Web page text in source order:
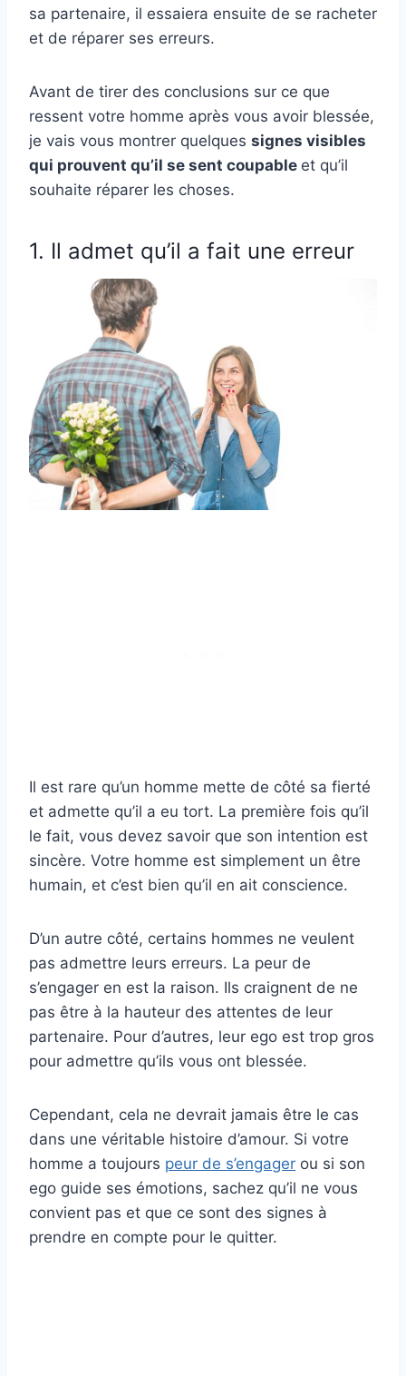
sa partenaire, il essaiera ensuite de se racheter
et de réparer ses erreurs.
Avant de tirer des conclusions sur ce que
ressent votre homme après vous avoir blessée,
je vais vous montrer quelques signes visibles
qui prouvent qu’il se sent coupable et qu’il
souhaite réparer les choses.
1. Il admet qu’il a fait une erreur
Il est rare qu’un homme mette de côté sa fierté
et admette qu’il a eu tort. La première fois qu’il
le fait, vous devez savoir que son intention est
sincère. Votre homme est simplement un être
humain, et c’est bien qu’il en ait conscience.
D’un autre côté, certains hommes ne veulent
pas admettre leurs erreurs. La peur de
s’engager en est la raison. Ils craignent de ne
pas être à la hauteur des attentes de leur
partenaire. Pour d’autres, leur ego est trop gros
pour admettre qu’ils vous ont blessée.
Cependant, cela ne devrait jamais être le cas
dans une véritable histoire d’amour. Si votre
homme a toujours peur de s’engager ou si son
ego guide ses émotions, sachez qu’il ne vous
convient pas et que ce sont des signes à
prendre en compte pour le quitter.